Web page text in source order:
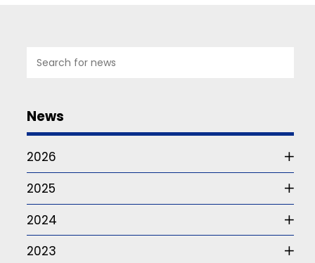
News
2026
2025
2024
2023
07
2026
Studie
om
funktionärskap
Det
är
frågan
som
ur